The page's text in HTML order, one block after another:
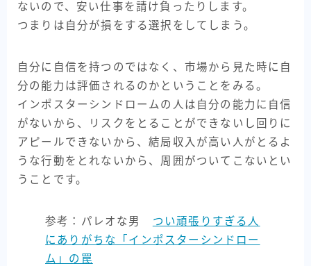
ないので、安い仕事を請け負ったりします。
つまりは自分が損をする選択をしてしまう。
自分に自信を持つのではなく、市場から見た時に自
分の能力は評価されるのかということをみる。
インポスターシンドロームの人は自分の能力に自信
がないから、リスクをとることができないし回りに
アピールできないから、結局収入が高い人がとるよ
うな行動をとれないから、周囲がついてこないとい
うことです。
参考：パレオな男 つい頑張りすぎる人
にありがちな「インポスターシンドロー
ム」の罠